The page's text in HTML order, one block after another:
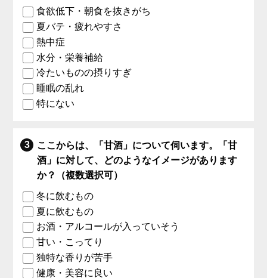
食欲低下・朝食を抜きがち
夏バテ・疲れやすさ
熱中症
水分・栄養補給
冷たいものの摂りすぎ
睡眠の乱れ
特にない
ここからは、「甘酒」について伺います。「甘
酒」に対して、どのようなイメージがあります
か？（複数選択可）
冬に飲むもの
夏に飲むもの
お酒・アルコールが入っていそう
甘い・こってり
独特な香りが苦手
健康・美容に良い